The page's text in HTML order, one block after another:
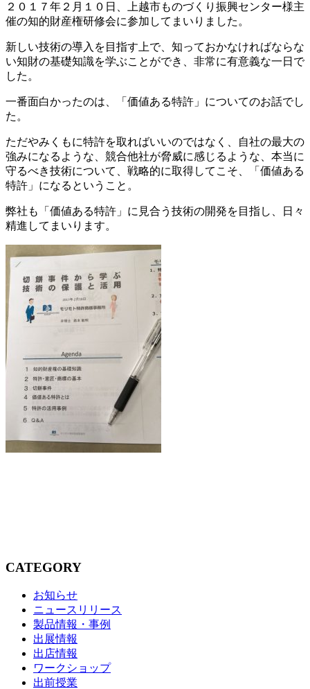
２０１７年２月１０日、上越市ものづくり振興センター様主
催の知的財産権研修会に参加してまいりました。
新しい技術の導入を目指す上で、知っておかなければならな
い知財の基礎知識を学ぶことができ、非常に有意義な一日で
した。
一番面白かったのは、「価値ある特許」についてのお話でし
た。
ただやみくもに特許を取ればいいのではなく、自社の最大の
強みになるような、競合他社が脅威に感じるような、本当に
守るべき技術について、戦略的に取得してこそ、「価値ある
特許」になるということ。
弊社も「価値ある特許」に見合う技術の開発を目指し、日々
精進してまいります。
CATEGORY
お知らせ
ニュースリリース
製品情報・事例
出展情報
出店情報
ワークショップ
出前授業